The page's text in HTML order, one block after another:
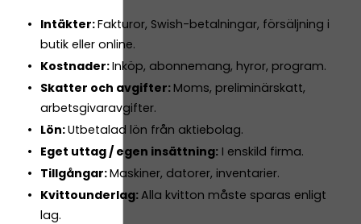
Intäkter:Fakturor, Swish-betalningar, försäljning i
butik eller online.
Kostnader:Inköp, abonnemang, hyror, program.
Skatter och avgifter: Moms, preliminärskatt,
arbetsgivaravgifter.
Lön:Utbetalad lön från aktiebolag.
Eget uttag / egen insättning:I enskild firma.
Tillgångar:Maskiner, datorer, inventarier.
Kvittounderlag:Alla kvitton måste sparas enligt
lag.